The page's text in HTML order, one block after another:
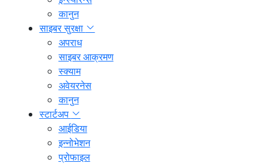
कानुन
साइबर सुरक्षा
अपराध
साइबर आक्रमण
स्क्याम
अवेयरनेस
कानुन
स्टार्टअप
आईडिया
इन्नोभेशन
प्रोफाइल